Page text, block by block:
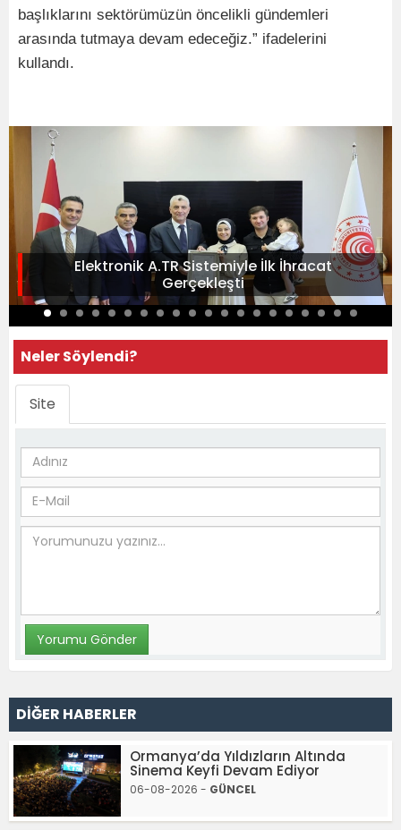
başlıklarını sektörümüzün öncelikli gündemleri
arasında tutmaya devam edeceğiz.” ifadelerini
kullandı.
Elektronik A.TR Sistemiyle İlk İhracat
Gerçekleşti
Neler Söylendi?
Site
DİĞER HABERLER
Ormanya’da Yıldızların Altında
Sinema Keyfi Devam Ediyor
06-08-2026 - GÜNCEL